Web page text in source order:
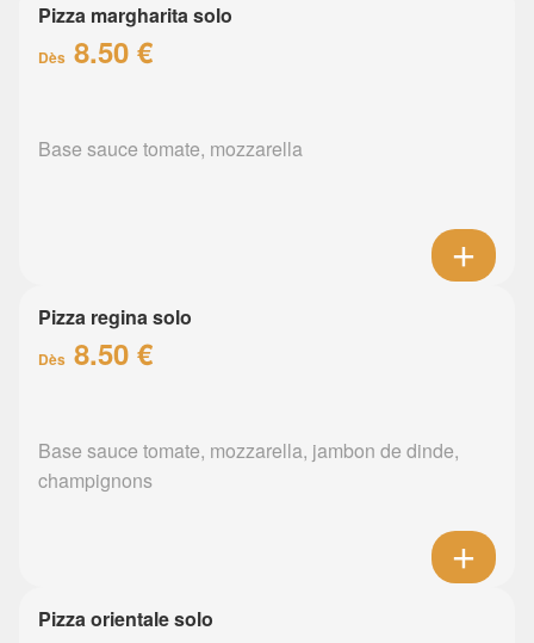
Pizza margharita solo
Dès 8.50 €
Base sauce tomate, mozzarella
Pizza regina solo
Dès 8.50 €
Base sauce tomate, mozzarella, jambon de dinde,
champignons
Pizza orientale solo